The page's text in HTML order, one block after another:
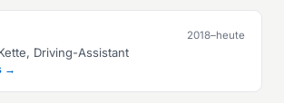
2018–heute
Driving-Assistant
→